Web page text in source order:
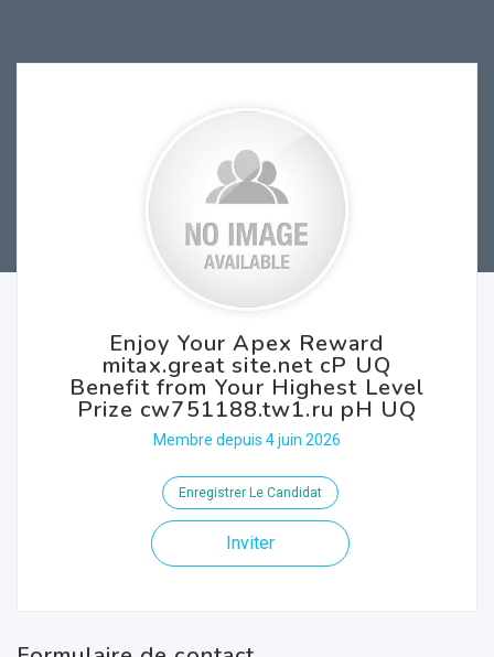
Enjoy Your Apex Reward
mitax.great site.net cP UQ
Benefit from Your Highest Level
Prize cw751188.tw1.ru pH UQ
Membre depuis 4 juin 2026
Enregistrer Le Candidat
Inviter